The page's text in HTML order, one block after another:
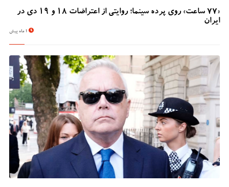
«۷۷ ساعت» روی پرده سینما؛ روایتی از اعتراضات ۱۸ و ۱۹ دی در
ایران